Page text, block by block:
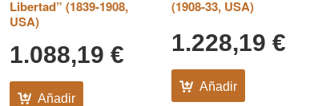
Libertad” (1839-1908,
USA)
1.088,19€
Añadir
(1908-33, USA)
1.228,19 €
Añadir